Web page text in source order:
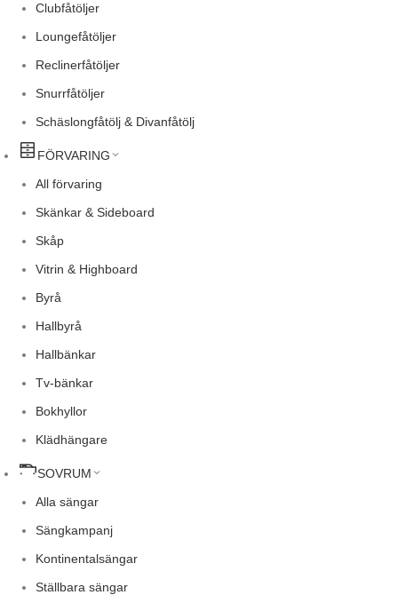
Clubfåtöljer
Loungefåtöljer
Reclinerfåtöljer
Snurrfåtöljer
Schäslongfåtölj & Divanfåtölj
FÖRVARING
All förvaring
Skänkar & Sideboard
Skåp
Vitrin & Highboard
Byrå
Hallbyrå
Hallbänkar
Tv-bänkar
Bokhyllor
Klädhängare
SOVRUM
Alla sängar
Sängkampanj
Kontinentalsängar
Ställbara sängar